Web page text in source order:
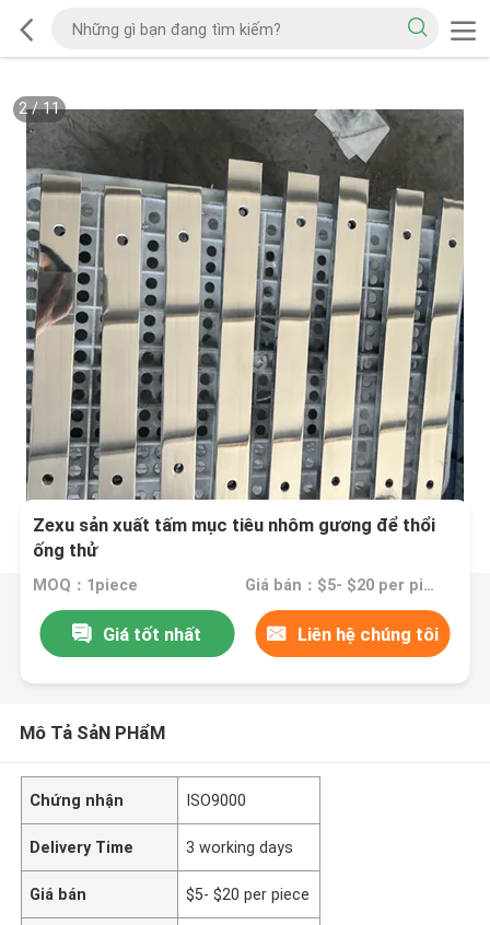
2/11
Zexu sản xuất tấm mục tiêu nhôm gương để thổi
ống thử
MOQ：1piece Giá bán：$5- $20 per piece
Giá tốt nhất Liên hệ chúng tôi
Mô Tả SảN PHẩM
Chứng nhận ISO9000
Delivery Time 3 working days
Giá bán $5- $20 per piece